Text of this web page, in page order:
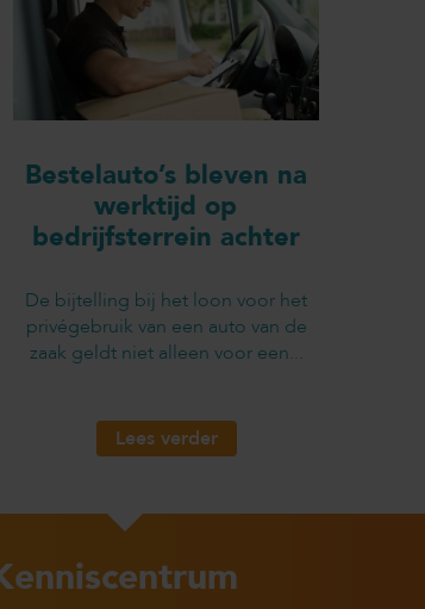
Bestelauto’s bleven na
werktijd op
bedrijfsterrein achter
De bijtelling bij het loon voor het
privégebruik van een auto van de
zaak geldt niet alleen voor een...
Lees verder